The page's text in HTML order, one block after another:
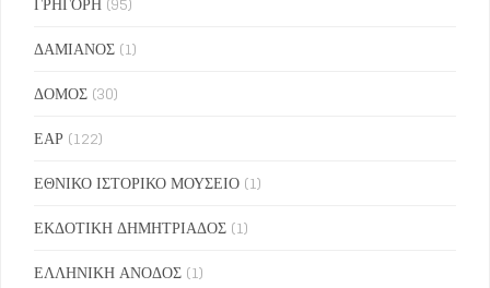
ΔΑΜΙΑΝΟΣ (1)
ΔΟΜΟΣ (30)
ΕΑΡ (122)
ΕΘΝΙΚΟ ΙΣΤΟΡΙΚΟ ΜΟΥΣΕΙΟ (1)
ΕΚΔΟΤΙΚΗ ΔΗΜΗΤΡΙΑΔΟΣ (1)
ΕΛΛΗΝΙΚΗ ΑΝΟΔΟΣ (1)